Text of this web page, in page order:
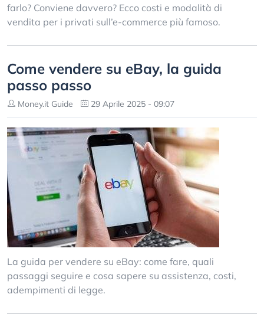
farlo? Conviene davvero? Ecco costi e modalità di
vendita per i privati sull’e-commerce più famoso.
Come vendere su eBay, la guida
passo passo
Money.it Guide 29 Aprile 2025 - 09:07
La guida per vendere su eBay: come fare, quali
passaggi seguire e cosa sapere su assistenza, costi,
adempimenti di legge.